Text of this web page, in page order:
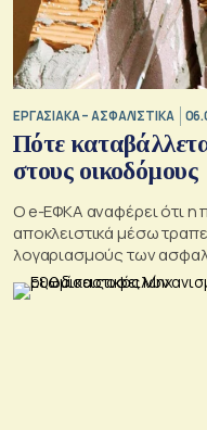
ΕΡΓΑΣΙΑΚΑ – ΑΣΦΑΛΙΣΤΙΚΑ
Πότε
στους οικοδόμους
O e-ΕΦΚΑ αναφέρει ότι
αποκλειστικά μέσω
λογαριασμούς των